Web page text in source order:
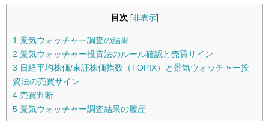
目次 [非表示]
1 景気ウォッチャー調査の結果
2 景気ウォッチャー投資法のルール確認と売買サイン
3 日経平均株価/東証株価指数（TOPIX）と景気ウォッチャー投
資法の売買サイン
4 売買判断
5 景気ウォッチャー調査結果の履歴